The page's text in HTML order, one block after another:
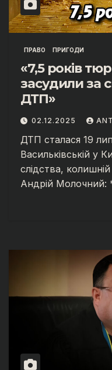
ПРАВО ПРИГОДИ
«7,5 років
засудили за
ДТП»
02.12.2025
ДТП сталася 19
Васильківській у
слідства,
Андрій Молочний: